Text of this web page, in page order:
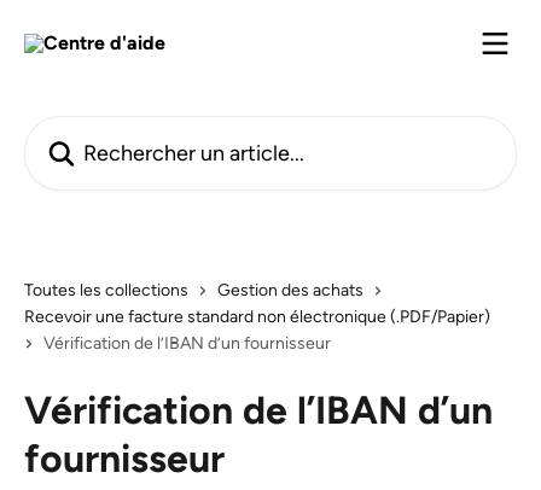
Toutes les collections
Gestion des achats
Recevoir une facture standard non électronique (.PDF/Papier)
Vérification de l’IBAN d’un fournisseur
Vérification de l’IBAN d’un
fournisseur